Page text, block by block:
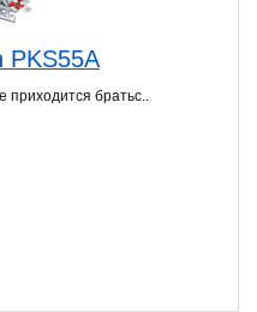
PKS55A
приходится братьс..